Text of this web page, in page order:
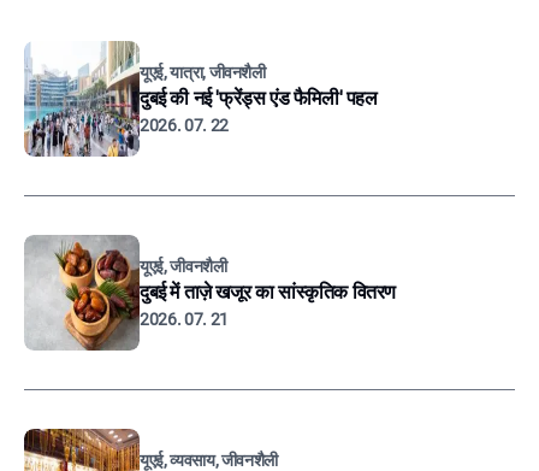
यूएई, यात्रा, जीवनशैली
दुबई की नई 'फ्रेंड्स एंड फैमिली' पहल
2026. 07. 22
यूएई, जीवनशैली
दुबई में ताज़े खजूर का सांस्कृतिक वितरण
2026. 07. 21
यूएई, व्यवसाय, जीवनशैली